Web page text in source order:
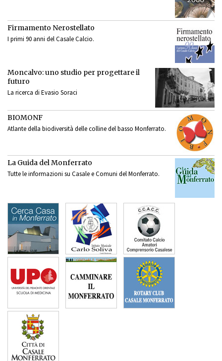
Firmamento Nerostellato
I primi 90 anni del Casale Calcio.
Moncalvo: uno studio per progettare il
futuro
La ricerca di Evasio Soraci
BIOMONF
Atlante della biodiversità delle colline del basso Monferrato.
La Guida del Monferrato
Tutte le informazioni su Casale e Comuni del Monferrato.